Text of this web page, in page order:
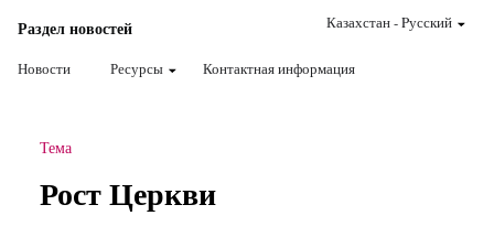
Раздел новостей
Новости Ресурсы Контактная информация
Казахстан-Pусский
Тема
Рост Церкви